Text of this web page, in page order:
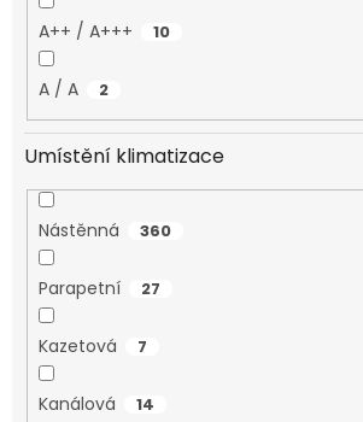
A++ / A+++ 10
A / A 2
Umístění klimatizace
Nástěnná 360
Parapetní 27
Kazetová 7
Kanálová 14